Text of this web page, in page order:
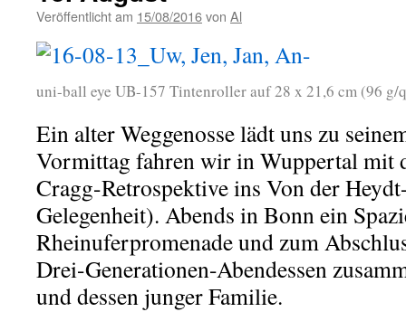
Veröffentlicht am 15/08/2016von Al
uni-ball eye UB-157 Tintenroller auf 28 x 21,6 cm (96 g/
Ein alter Weggenosse lädt uns zu
Vormittag fahren wir in Wuppertal mit
Cragg-Retrospektive ins Von der
Gelegenheit). Abends in Bonn ein
Rheinuferpromenade und zum
Drei-Generationen-Abendessen
und dessen junger Familie.